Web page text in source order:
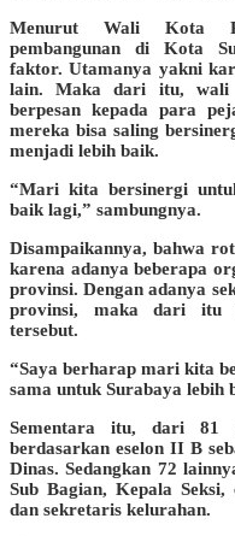
Menurut Wali Kota
pembangunan di Kota
faktor. Utamanya yakni
lain. Maka dari itu, wali
berpesan kepada para
mereka bisa saling
menjadi lebih baik.
“Mari kita bersinergi
baik lagi,” sambungnya.
Disampaikannya, bahwa
karena adanya beberapa
provinsi. Dengan adanya
provinsi, maka dari itu
tersebut.
“Saya berharap mari kita
sama untuk Surabaya lebih
Sementara itu, dari 81
berdasarkan eselon II B
Dinas. Sedangkan 72
Sub Bagian, Kepala
dan sekretaris kelurahan.